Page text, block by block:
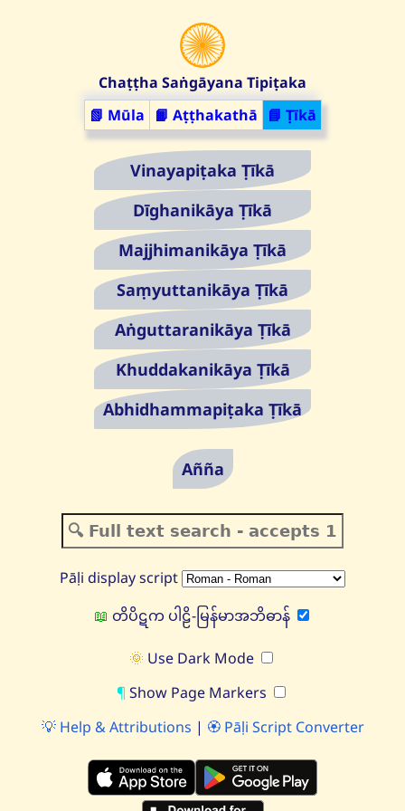
Chaṭṭha Saṅgāyana Tipiṭaka
📗 Mūla
📙 Aṭṭhakathā 📘 Ṭīkā
Vinayapiṭaka Ṭīkā
Dīghanikāya Ṭīkā
Majjhimanikāya Ṭīkā
Saṃyuttanikāya Ṭīkā
Aṅguttaranikāya Ṭīkā
Khuddakanikāya Ṭīkā
Abhidhammapiṭaka Ṭīkā
Añña
Pāḷi display script
📖 တိပိဋက ပါဠိ-မြန်မာအဘိဓာန်
🌞 Use Dark Mode
¶ Show Page Markers
💡Help & Attributions | 🏵️Pāḷi Script Converter